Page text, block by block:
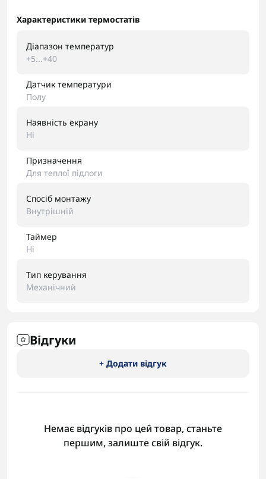
Характеристики термостатів
Діапазон температур
+5...+40
Датчик температури
Полу
Наявність екрану
Ні
Призначення
Для теплої підлоги
Спосіб монтажу
Внутрішній
Таймер
Ні
Тип керування
Механічний
Відгуки
+ Додати відгук
Немає відгуків про цей товар, станьте
першим, залиште свій відгук.